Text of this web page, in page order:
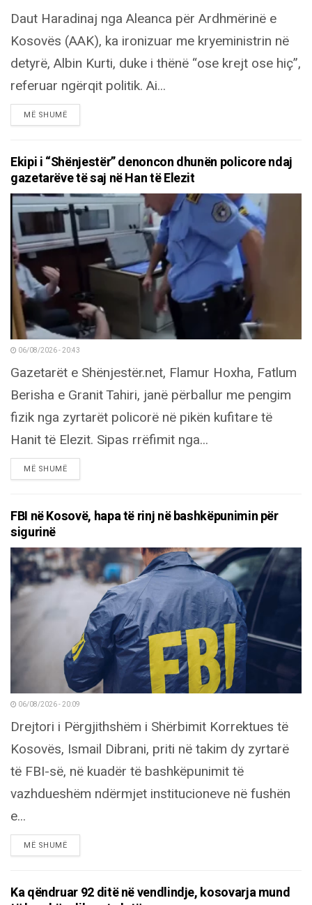
Daut Haradinaj nga Aleanca për Ardhmërinë e
Kosovës (AAK), ka ironizuar me kryeministrin në
detyrë, Albin Kurti, duke i thënë “ose krejt ose hiç”,
referuar ngërqit politik. Ai...
MË SHUMËDETAILS
Ekipi i “Shënjestër” denoncon dhunën policore ndaj
gazetarëve të saj në Han të Elezit
06/08/2026 - 20:43
Gazetarët e Shënjestër.net, Flamur Hoxha, Fatlum
Berisha e Granit Tahiri, janë përballur me pengim
fizik nga zyrtarët policorë në pikën kufitare të
Hanit të Elezit. Sipas rrëfimit nga...
MË SHUMËDETAILS
FBI në Kosovë, hapa të rinj në bashkëpunimin për
sigurinë
06/08/2026 - 20:09
Drejtori i Përgjithshëm i Shërbimit Korrektues të
Kosovës, Ismail Dibrani, priti në takim dy zyrtarë
të FBI-së, në kuadër të bashkëpunimit të
vazhdueshëm ndërmjet institucioneve në fushën
e...
MË SHUMËDETAILS
Ka qëndruar 92 ditë në vendlindje, kosovarja mund